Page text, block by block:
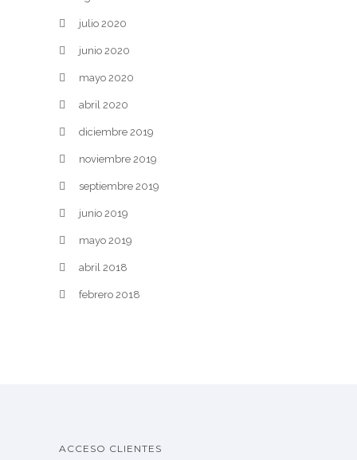
julio 2020
junio 2020
mayo 2020
abril 2020
diciembre 2019
noviembre 2019
septiembre 2019
junio 2019
mayo 2019
abril 2018
febrero 2018
ACCESO CLIENTES